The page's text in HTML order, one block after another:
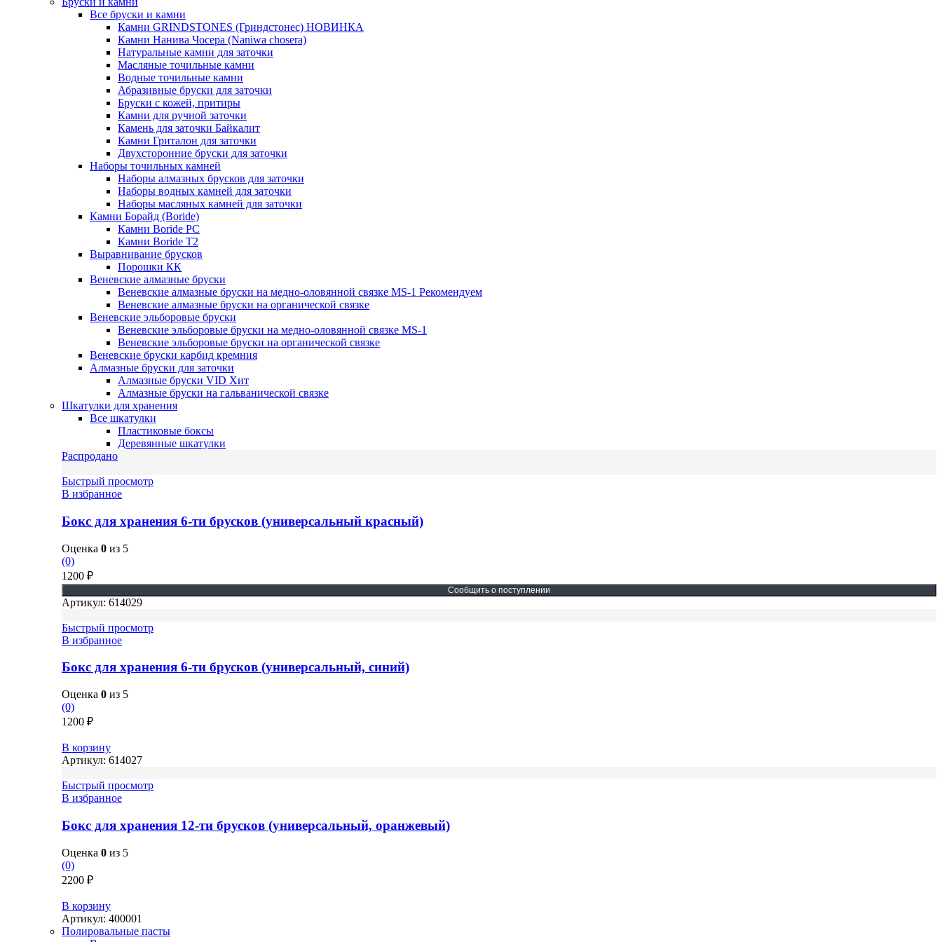
Все бруски и камни
Камни GRINDSTONES (Гриндстонес) НОВИНКА
Камни Нанива Чосера (Naniwa chosera)
Натуральные камни для заточки
Масляные точильные камни
Водные точильные камни
Абразивные бруски для заточки
Бруски с кожей, притиры
Камни для ручной заточки
Камень для заточки Байкалит
Камни Гриталон для заточки
Двухсторонние бруски для заточки
Наборы точильных камней
Наборы алмазных брусков для заточки
Наборы водных камней для заточки
Наборы масляных камней для заточки
Камни Борайд (Boride)
Камни Boride PC
Камни Boride T2
Выравнивание брусков
Порошки КК
Веневские алмазные бруски
Веневские алмазные бруски на медно-оловянной связке MS-1 Рекомендуем
Веневские алмазные бруски на органической связке
Веневские эльборовые бруски
Веневские эльборовые бруски на медно-оловянной связке MS-1
Веневские эльборовые бруски на органической связке
Веневские бруски карбид кремния
Алмазные бруски для заточки
Алмазные бруски VID Хит
Алмазные бруски на гальванической связке
Шкатулки для хранения
Все шкатулки
Пластиковые боксы
Деревянные шкатулки
Распродано
Быстрый просмотр
В избранное
Бокс для хранения 6-ти брусков (универсальный красный)
Оценка 0 из 5
(0)
1200 ₽
Артикул: 614029
Быстрый просмотр
В избранное
Бокс для хранения 6-ти брусков (универсальный, синий)
Оценка 0 из 5
(0)
1200 ₽
В корзину
Артикул: 614027
Быстрый просмотр
В избранное
Бокс для хранения 12-ти брусков (универсальный, оранжевый)
Оценка 0 из 5
(0)
2200 ₽
В корзину
Артикул: 400001
Полировальные пасты